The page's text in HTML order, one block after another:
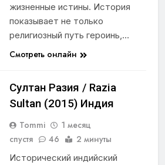
жизненные истины. История
показывает не только
религиозный путь героинь,…
Смотреть онлайн
Султан Разия / Razia
Sultan (2015) Индия
Tommi
1 месяц
спустя
46 2 минуты
Исторический индийский